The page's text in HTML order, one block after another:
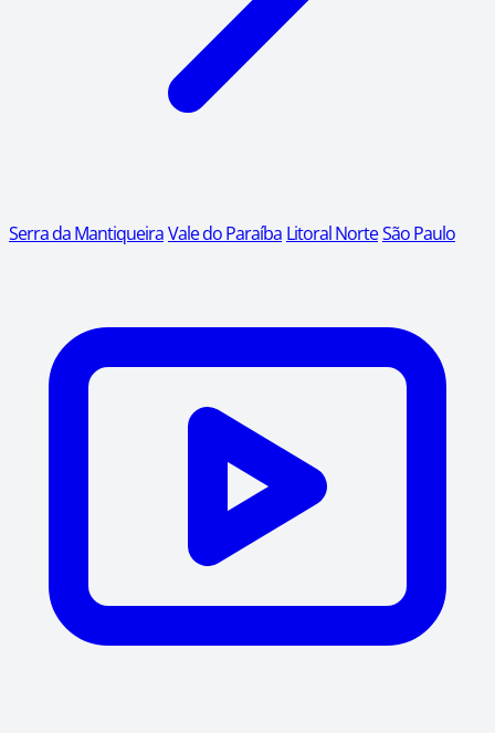
Serra da MantiqueiraVale do Paraíba Litoral NorteSão Paulo